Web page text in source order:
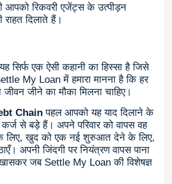
आपको रिकवरी एजेंट्स के उत्पीड़न
दिलाते हैं।
सिर्फ एक ऐसी कहानी का हिस्सा है जिसे
My Loan में हमारा मानना है कि हर
जीने का मौका मिलना चाहिए।
Chain पहल आपको यह याद दिलाने के
से बड़े हैं। अपने परिवार को वापस वह
के लिए, खुद को एक नई शुरुआत देने के लिए,
अपनी जिंदगी पर नियंत्रण वापस पाना
जब Settle My Loan की विशेषज्ञ